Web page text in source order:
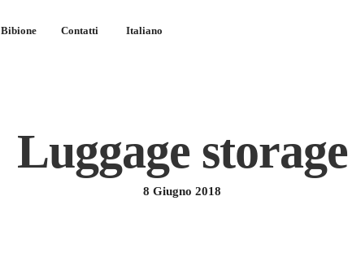
Bibione Contatti Italiano
Luggage storage
8 Giugno 2018